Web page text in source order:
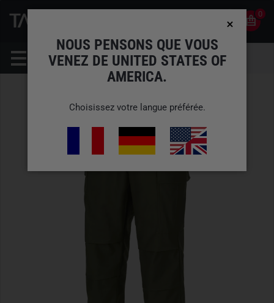
0
NOUS PENSONS QUE VOUS
VENEZ DE UNITED STATES OF
AMERICA.
Choisissez votre langue préférée.